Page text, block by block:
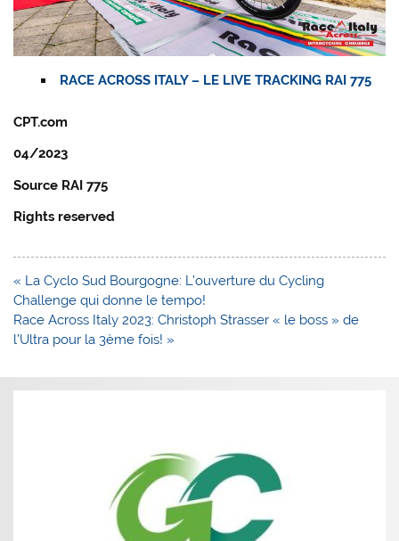
RACE ACROSS ITALY – LE LIVE TRACKING RAI 775
CPT.com
04/2023
Source RAI 775
Rights reserved
Navigation
de
l’article
« La Cyclo Sud Bourgogne: L’ouverture du Cycling
Challenge qui donne le tempo!
Race Across Italy 2023: Christoph Strasser « le boss » de
l’Ultra pour la 3ème fois! »